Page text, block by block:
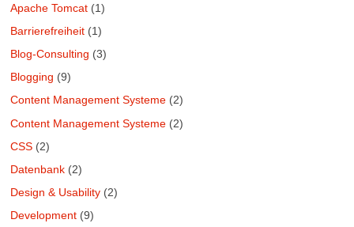
Apache Tomcat (1)
Barrierefreiheit (1)
Blog-Consulting (3)
Blogging (9)
Content Management Systeme (2)
Content Management Systeme (2)
CSS (2)
Datenbank (2)
Design & Usability (2)
Development (9)